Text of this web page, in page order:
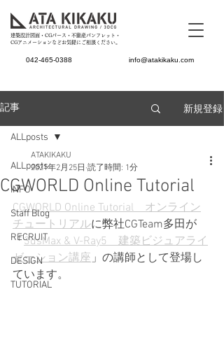
建築設計図面・CGパース・不動産パンフレット・
CGアニメーションなどお気軽にご相談ください。
042-465-0388 info@atakikaku.com
記事 新規登録
ALLposts
INFO
Staff Blog
RECRUIT
DESIGN
TUTORIAL
ALLposts
CGWORLD Online Tutorial
ATAKIKAKU
2021年2月25日 読了時間: 1分
CGWORLD Online Tutorial　オンライン
チュートリアルに弊社CGTeam多田が
「3dsMax & V-Ray5　建築ビジュアライ
ゼーション講座」の講師として登場し
ています。